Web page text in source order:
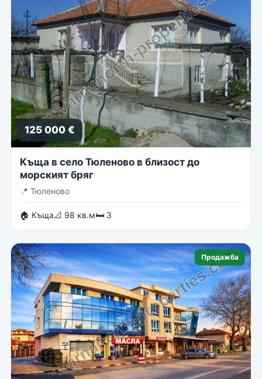
125 000 €
Къща в село Тюленово в близост до
морският бряг
📍 Тюленово
🏠 Къща📐 98 кв.м🛏 3
Продажба